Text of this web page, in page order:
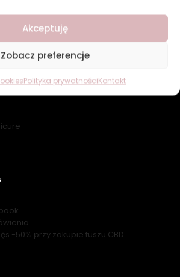
Akceptuję
Zobacz preferencje
Polityka prywatnościKontakt
-50% przy zakupie tuszu CBD